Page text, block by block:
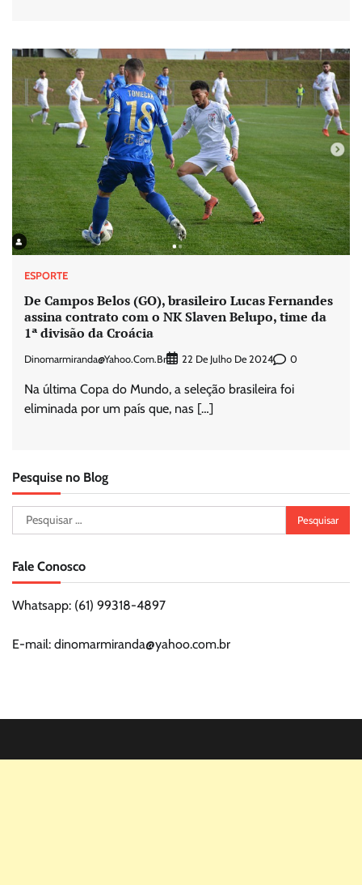
ESPORTE
De Campos Belos (GO), brasileiro Lucas Fernandes
assina contrato com o NK Slaven Belupo, time da
1ª divisão da Croácia
Dinomarmiranda@yahoo.com.br 22 De Julho De 2024 0
Na última Copa do Mundo, a seleção brasileira foi
eliminada por um país que, nas […]
Pesquise no Blog
Pesquisar
por:
Fale Conosco
Whatsapp: (61) 99318-4897
E-mail: dinomarmiranda@yahoo.com.br